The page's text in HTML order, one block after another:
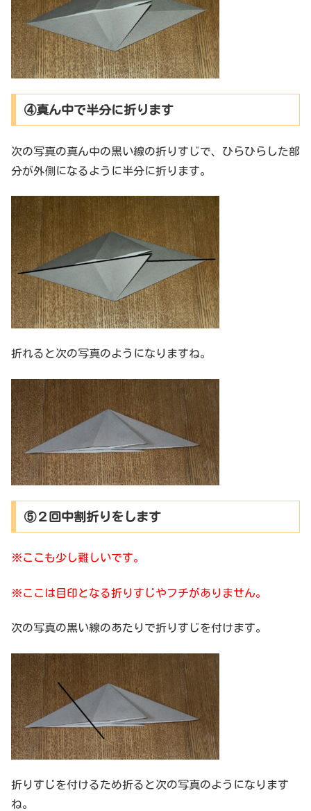
④真ん中で半分に折ります
次の写真の真ん中の黒い線の折りすじで、ひらひらした部
分が外側になるように半分に折ります。
折れると次の写真のようになりますね。
⑤２回中割折りをします
※ここも少し難しいです。
※ここは目印となる折りすじやフチがありません。
次の写真の黒い線のあたりで折りすじを付けます。
折りすじを付けるため折ると次の写真のようになります
ね。